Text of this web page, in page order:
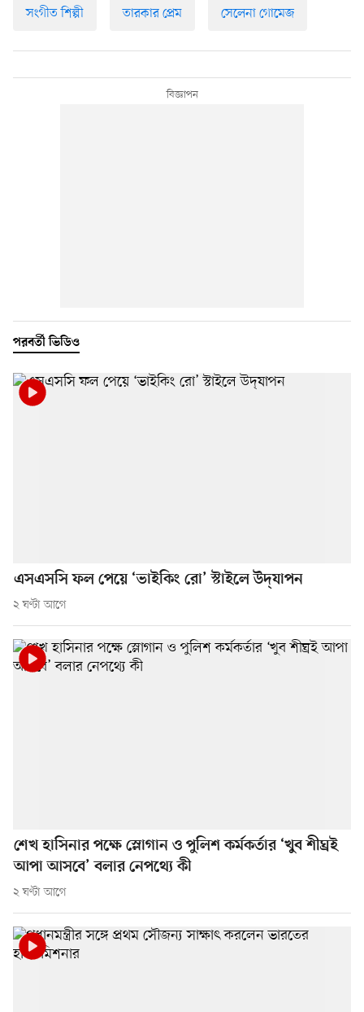
সংগীত শিল্পী তারকার প্রেম সেলেনা গোমেজ
পরবর্তী ভিডিও
এসএসসি ফল পেয়ে ‘ভাইকিং রো’ স্টাইলে উদ্‌যাপন
২ ঘণ্টা আগে
শেখ হাসিনার পক্ষে স্লোগান ও পুলিশ কর্মকর্তার ‘খুব শীঘ্রই
আপা আসবে’ বলার নেপথ্যে কী
২ ঘণ্টা আগে